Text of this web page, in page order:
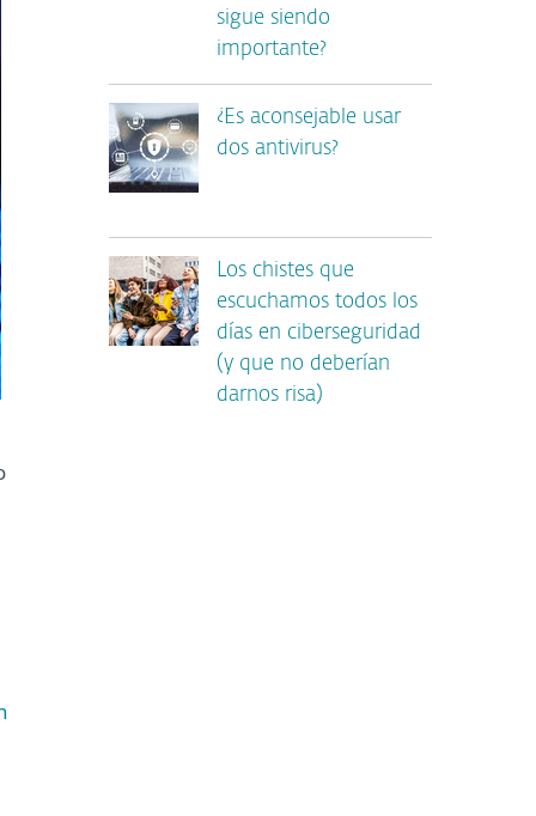
sigue siendo
importante?
¿Es aconsejable usar
dos antivirus?
Los chistes que
escuchamos todos los
días en ciberseguridad
(y que no deberían
darnos risa)